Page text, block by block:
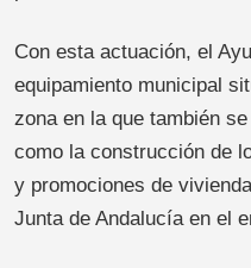
Con esta actuación, el
equipamiento municipal
zona en la que también
como la construcción de
y promociones de
Junta de Andalucía en el